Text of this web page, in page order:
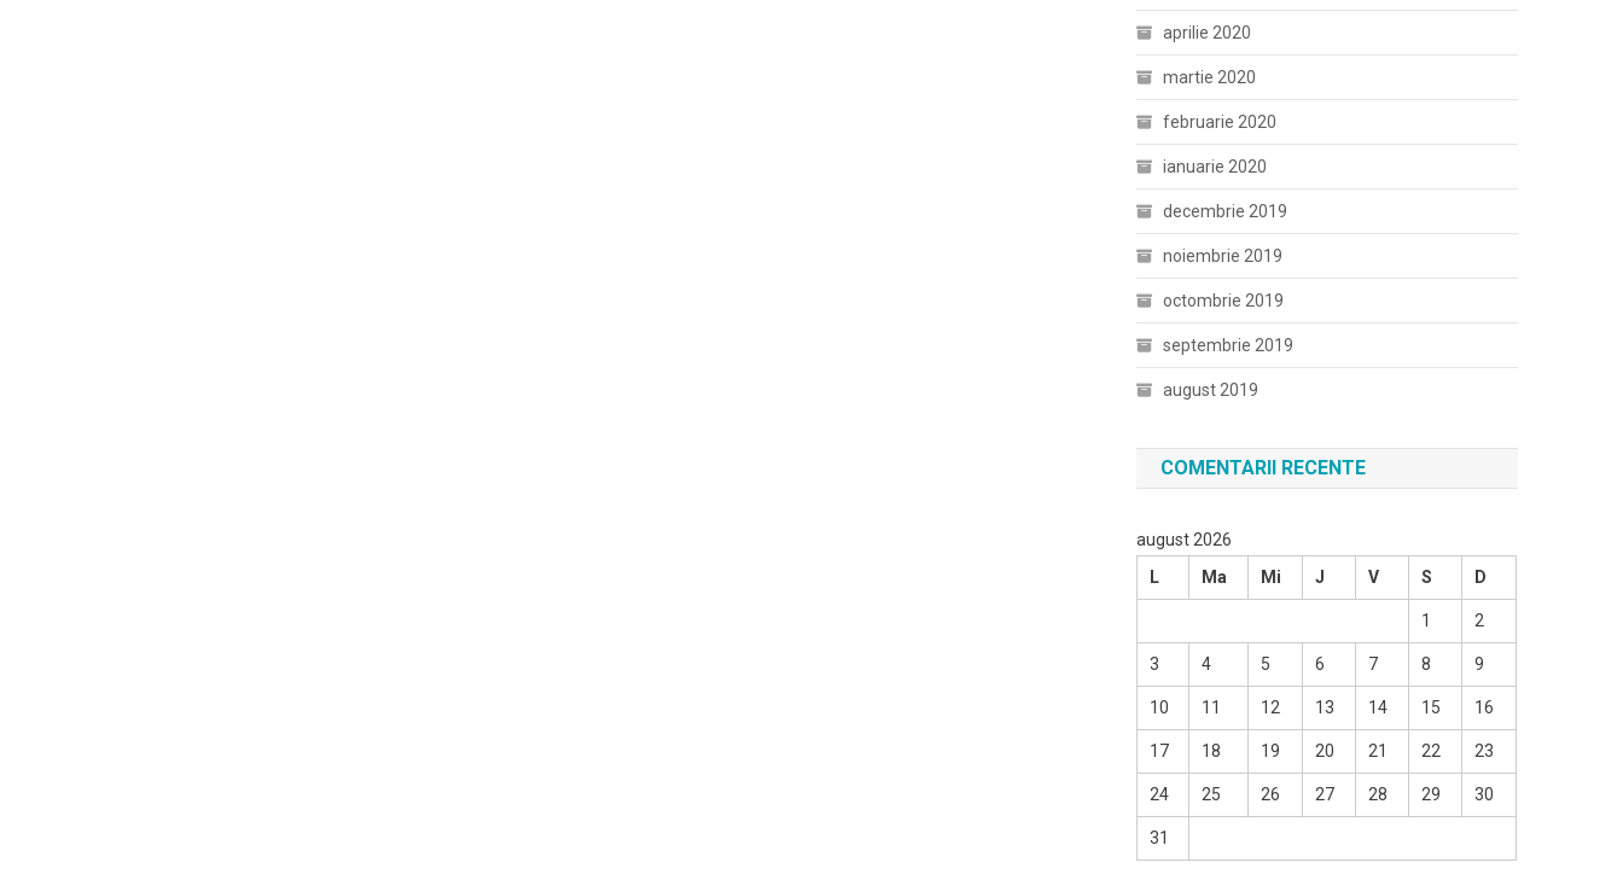
aprilie 2020
martie 2020
februarie 2020
ianuarie 2020
decembrie 2019
noiembrie 2019
octombrie 2019
septembrie 2019
august 2019
COMENTARII RECENTE
august 2026
L
Ma Mi J V S D
1 2
3 4 5 6 7 8 9
10 11 12 13 14 15 16
17 18 19 20 21 22 23
24 25 26 27 28 29 30
31